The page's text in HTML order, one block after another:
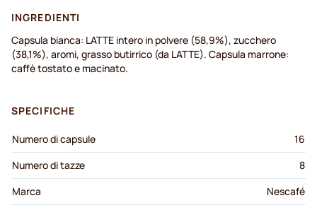
INGREDIENTI
Capsula bianca: LATTE intero in polvere (58,9%), zucchero
(38,1%), aromi, grasso butirrico (da LATTE). Capsula marrone:
caffè tostato e macinato.
SPECIFICHE
Numero di capsule
16
Numero di tazze
8
Marca
Nescafé